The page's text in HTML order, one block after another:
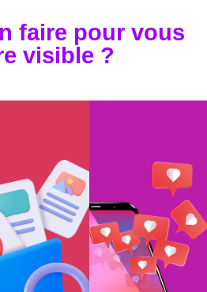
faire pour vous
visible ?